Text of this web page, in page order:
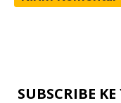
SUBSCRIBE